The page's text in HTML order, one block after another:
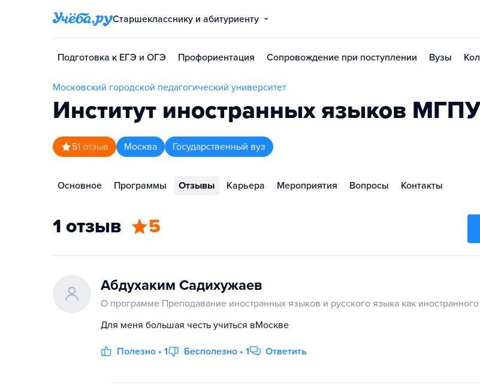
Старшекласснику и абитуриенту
Подготовка к ЕГЭ и ОГЭ Профориентация Сопровождение при поступлении Вузы
Московский городской педагогический университет
Институт иностранных языков МГПУ
51 отзыв Москва Государственный вуз
Основное Программы Отзывы Карьера Мероприятия Вопросы Контакты
1 отзыв 5
Абдухаким Садихужаев
О программе Преподавание иностранных языков и русского языка как иностранного
Для меня большая честь учиться вМоскве
Полезно • 1 Бесполезно • 1 Ответить